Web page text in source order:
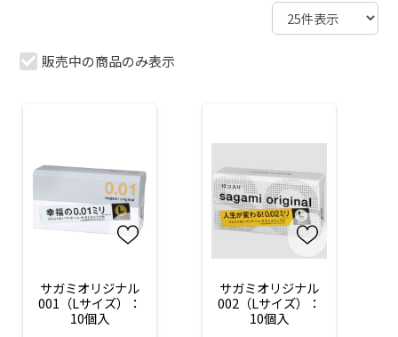
販売中の商品のみ表示
サガミオリジナル
001（Lサイズ）：
10個入
サガミオリジナル
002（Lサイズ）：
10個入